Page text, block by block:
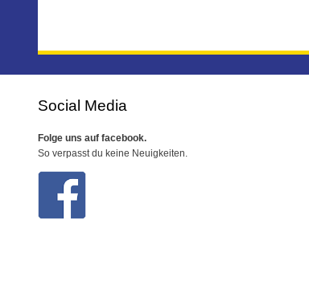
Social Media
Folge uns auf facebook.
So verpasst du keine Neuigkeiten.